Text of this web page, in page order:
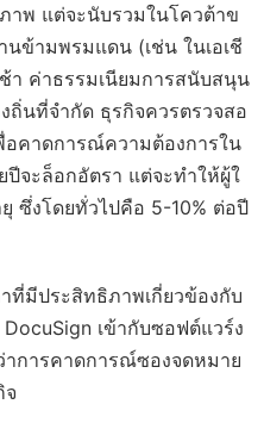
าพ แต่จะนับรวมในโควต้าข
ข้ามพรมแดน (เช่น ในเอเชี
า ค่าธรรมเนียมการสนับสนุน
ถิ่นที่จำกัด ธุรกิจควรตรวจสอ
อคาดการณ์ความต้องการใน
ปีจะล็อกอัตรา แต่จะทำให้ผู้ใ
ซึ่งโดยทั่วไปคือ 5-10% ต่อปี
ที่มีประสิทธิภาพเกี่ยวข้องกับ
เข้ากับซอฟต์แวร์ง
การคาดการณ์ซองจดหมาย
จ